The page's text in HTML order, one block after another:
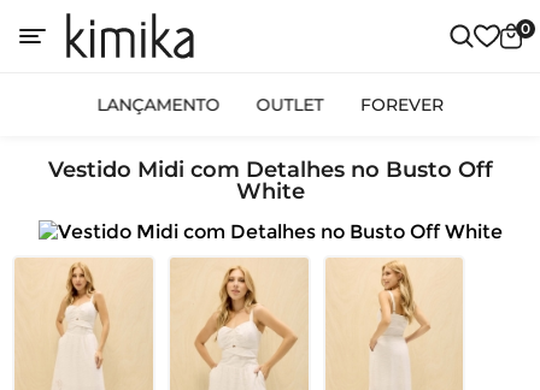
0
LANÇAMENTO OUTLET FOREVER
Vestido Midi com Detalhes no Busto Off
White